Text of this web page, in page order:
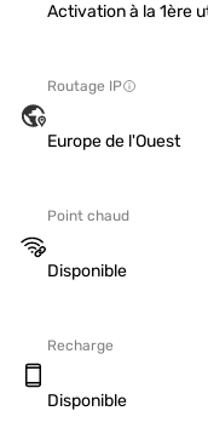
Activation à la 1ère
Routage IP
Europe de l'Ouest
Point chaud
Disponible
Recharge
Disponible